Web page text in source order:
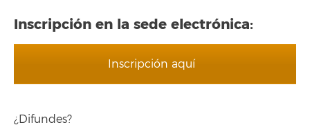
Inscripción en la sede electrónica:
Inscripción aquí
¿Difundes?